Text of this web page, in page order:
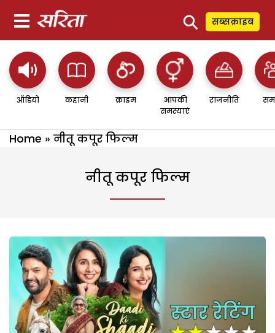
⚲ सब्सक्राइब
ऑडियो कहानी क्राइम
आपकी
समस्याएं
राजनीति
Home » नीतू कपूर फिल्म
नीतू कपूर फिल्म